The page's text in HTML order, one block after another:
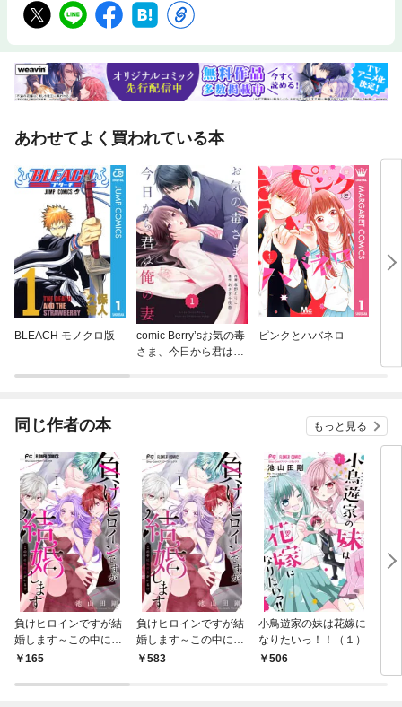
あわせてよく買われている本
BLEACH モノクロ版
comic Berry’sお気の毒
さま、今日から君は俺
ピンクとハバネロ
転
王
同じ作者の本 もっと見る
負けヒロインですが結
婚します～この中に私
の夫がいる！？～【マ
165
負けヒロインですが結
婚します～この中に私
の夫がいる！？～
583
小鳥遊家の妹は花嫁に
なりたいっ！！（１）
506
小
な